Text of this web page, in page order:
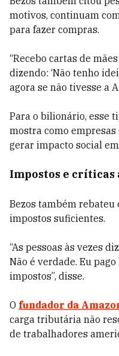
motivos, continuam
para fazer compras.
“Recebo cartas de
dizendo: ‘Não tenho
agora se não tivesse a
Para o bilionário, esse
mostra como
gerar impacto social
Impostos e
Bezos também rebateu
impostos suficientes.
“As pessoas às vezes
Não é verdade. Eu
impostos”, disse.
O fundador da
carga tributária não
de trabalhadores